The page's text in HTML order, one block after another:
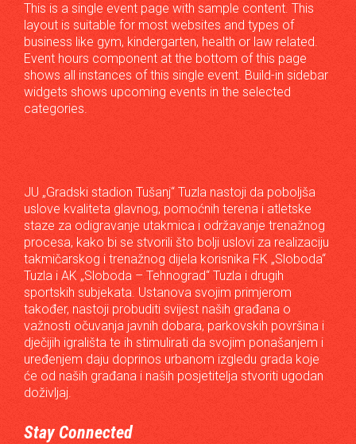
This is a single event page with sample content. This
layout is suitable for most websites and types of
business like gym, kindergarten, health or law related.
Event hours component at the bottom of this page
shows all instances of this single event. Build-in sidebar
widgets shows upcoming events in the selected
categories.
JU „Gradski stadion Tušanj“ Tuzla nastoji da poboljša
uslove kvaliteta glavnog, pomoćnih terena i atletske
staze za odigravanje utakmica i održavanje trenažnog
procesa, kako bi se stvorili što bolji uslovi za realizaciju
takmičarskog i trenažnog dijela korisnika FK „Sloboda“
Tuzla i AK „Sloboda – Tehnograd“ Tuzla i drugih
sportskih subjekata. Ustanova svojim primjerom
također, nastoji probuditi svijest naših građana o
važnosti očuvanja javnih dobara, parkovskih površina i
dječijih igrališta te ih stimulirati da svojim ponašanjem i
uređenjem daju doprinos urbanom izgledu grada koje
će od naših građana i naših posjetitelja stvoriti ugodan
doživljaj.
Stay Connected